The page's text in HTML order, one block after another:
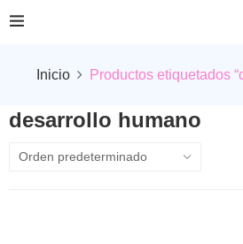
Inicio Productos etiquetados
desarrollo humano